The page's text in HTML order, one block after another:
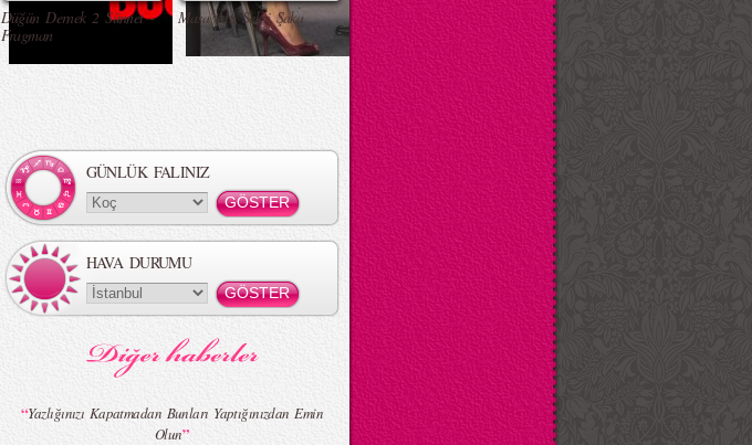
Düğün Dernek 2 Sünnet -
Fragman
Masa Altı Seksi Şaka
GÜNLÜK FALINIZ
HAVA DURUMU
“Yazlığınızı Kapatmadan Bunları Yaptığınızdan Emin
Olun”